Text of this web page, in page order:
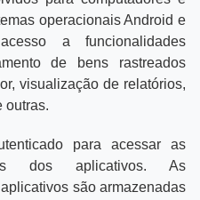
operacionais Android e
a funcionalidades
de bens rastreados
visualização de relatórios,
outras.
para acessar as
dos aplicativos. As
são armazenadas